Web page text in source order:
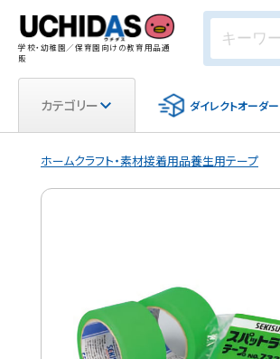
学校・幼稚園／保育園向けの教育用品通
販
カテゴリー ダイレクトオーダー
ホームクラフト・素材接着用品養生用テープ